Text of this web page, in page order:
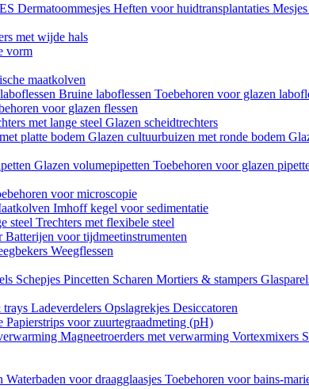
Dermatoommesjes Heften voor huidtransplantaties
met wijde hals
vorm
maatkolven
Bruine laboflessen Toebehoren voor glazen
voor glazen flessen
met lange steel Glazen scheidtrechters
platte bodem Glazen cultuurbuizen met ronde bodem
Glazen volumepipetten Toebehoren voor glazen
voor microscopie
Imhoff kegel voor sedimentatie
steel Trechters met flexibele steel
Batterijen voor tijdmeetinstrumenten
Weegflessen
Schepjes Pincetten Scharen Mortiers & stampers
trays Ladeverdelers Opslagrekjes Desiccatoren
Papierstrips voor zuurtegraadmeting (pH)
Magneetroerders met verwarming Vortexmixers
Waterbaden voor draagglaasjes Toebehoren voor bains-